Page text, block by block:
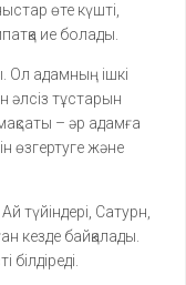
өте күшті,
ие болады.
Ол адамның ішкі
әлсіз тұстарын
– әр адамға
өзгертуге және
түйіндері, Сатурн,
кезде байқалады.
білдіреді.